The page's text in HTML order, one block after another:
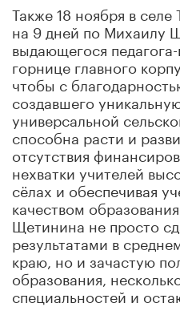
Также 18 ноября в
на 9 дней по Михаилу
выдающегося
горнице главного
чтобы с
создавшего
универсальной
способна расти и
отсутствия
нехватки учителей
сёлах и обеспечивая
качеством
Щетинина не просто
результатами в
краю, но и зачастую
образования,
специальностей и